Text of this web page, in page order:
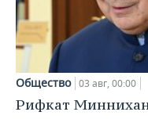
Общество 03 авг, 00:00
Рифкат